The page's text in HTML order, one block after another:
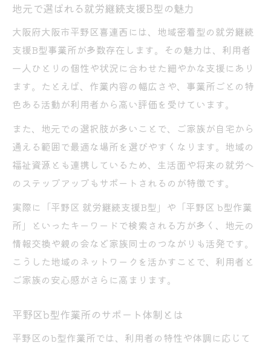
地元で選ばれる就労継続支援B型の魅力
大阪府大阪市平野区喜連西には、地域密着型の就労継続
支援B型事業所が多数存在します。その魅力は、利用者
一人ひとりの個性や状況に合わせた細やかな支援にあり
ます。たとえば、作業内容の幅広さや、事業所ごとの特
色ある活動が利用者から高い評価を受けています。
また、地元での選択肢が多いことで、ご家族が自宅から
通える範囲で最適な場所を選びやすくなります。地域の
福祉資源とも連携しているため、生活面や将来の就労へ
のステップアップもサポートされるのが特徴です。
実際に「平野区 就労継続支援B型」や「平野区 b型作業
所」といったキーワードで検索される方が多く、地元の
情報交換や親の会など家族同士のつながりも活発です。
こうした地域のネットワークを活かすことで、利用者と
ご家族の安心感がさらに高まります。
平野区b型作業所のサポート体制とは
平野区のb型作業所では、利用者の特性や体調に応じて